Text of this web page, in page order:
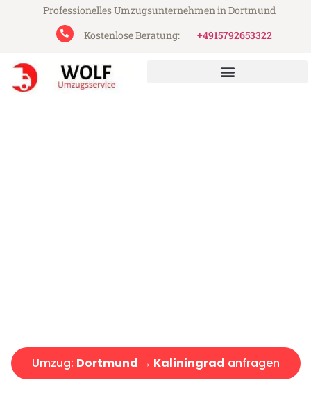
Professionelles Umzugsunternehmen in Dortmund
Kostenlose Beratung:
+4915792653322
Umzug: Dortmund → Kaliningrad anfragen